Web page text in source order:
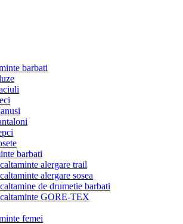
barbati
barbati
alergare trail
alergare sosea
de drumetie barbati
GORE-TEX
femei